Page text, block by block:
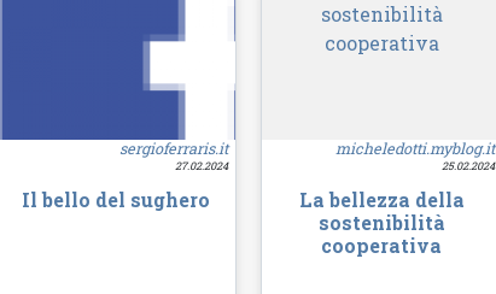
sergioferraris.it
27.02.2024
Il bello del sughero
micheledotti.myblog.it
25.02.2024
La bellezza della
sostenibilità
cooperativa